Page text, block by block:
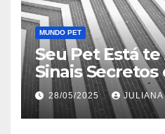
MUNDO PET
Seu Pet Está te
Sinais Secretos
Precisa
28/05/2025 JULIANA